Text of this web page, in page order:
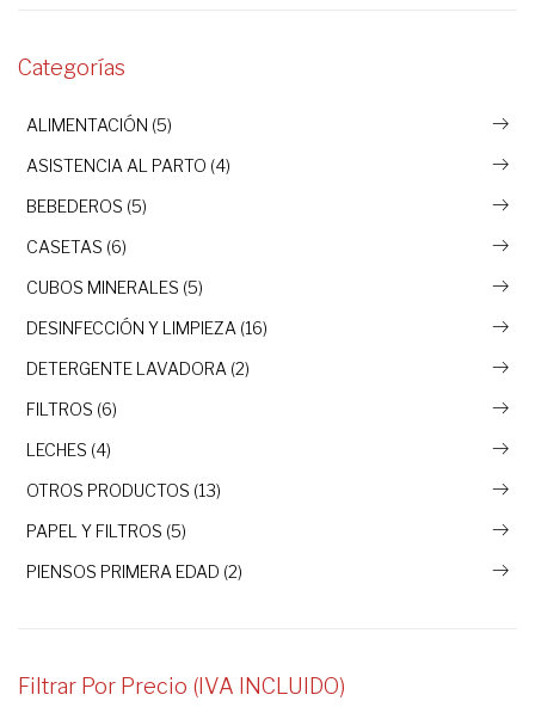
Categorías
ALIMENTACIÓN (5)
ASISTENCIA AL PARTO (4)
BEBEDEROS (5)
CASETAS (6)
CUBOS MINERALES (5)
DESINFECCIÓN Y LIMPIEZA (16)
DETERGENTE LAVADORA (2)
FILTROS (6)
LECHES (4)
OTROS PRODUCTOS (13)
PAPEL Y FILTROS (5)
PIENSOS PRIMERA EDAD (2)
Filtrar Por Precio (IVA INCLUIDO)